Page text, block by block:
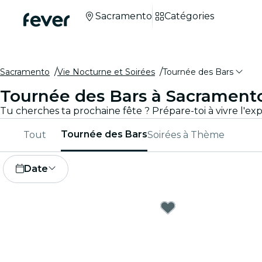
Sacramento Catégories
Sacramento Vie Nocturne et Soirées Tournée des Bars
Tournée des Bars à
Tout Tournée des BarsSoirées à Thème
Date